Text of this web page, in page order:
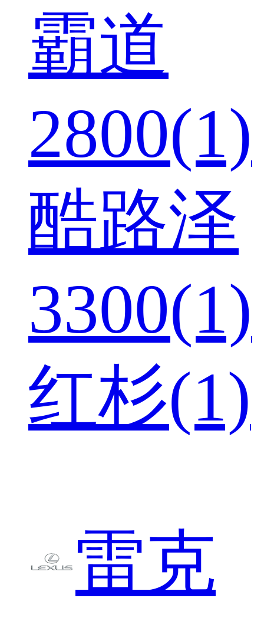
霸道
2800(1)
酷路泽
3300(1)
红杉(1)
雷克